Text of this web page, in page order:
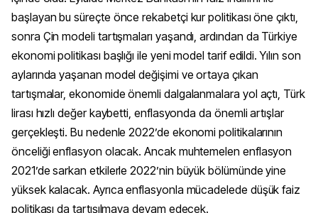
başlayan bu süreçte önce rekabetçi kur politikası öne çıktı,
sonra Çin modeli tartışmaları yaşandı, ardından da Türkiye
ekonomi politikası başlığı ile yeni model tarif edildi. Yılın son
aylarında yaşanan model değişimi ve ortaya çıkan
tartışmalar, ekonomide önemli dalgalanmalara yol açtı, Türk
lirası hızlı değer kaybetti, enflasyonda da önemli artışlar
gerçekleşti. Bu nedenle 2022’de ekonomi politikalarının
önceliği enflasyon olacak. Ancak muhtemelen enflasyon
2021’de sarkan etkilerle 2022’nin büyük bölümünde yine
yüksek kalacak. Ayrıca enflasyonla mücadelede düşük faiz
politikası da tartışılmaya devam edecek.